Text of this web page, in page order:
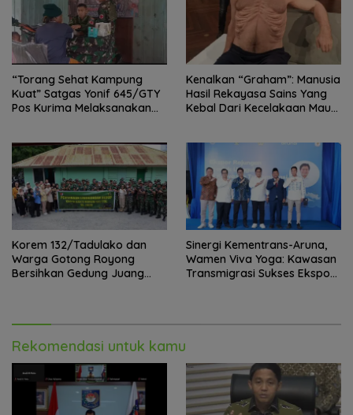
“Torang Sehat Kampung
Kuat” Satgas Yonif 645/GTY
Pos Kurima Melaksanakan
Kenalkan “Graham”: Manusia
Hasil Rekayasa Sains Yang
Kebal Dari Kecelakaan Maut
Korem 132/Tadulako dan
Warga Gotong Royong
Bersihkan Gedung Juang
Sinergi Kementrans-Aruna,
Wamen Viva Yoga: Kawasan
Transmigrasi Sukses Ekspor
Rekomendasi untuk kamu